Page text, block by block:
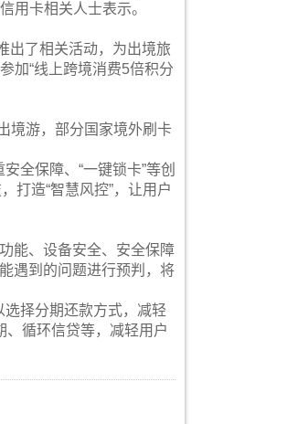
用卡相关人士表示。
出了相关活动，为出境旅
加“线上跨境消费5倍积分
境游，部分国家境外刷卡
全保障、“一键锁卡”等创
打造“智慧风控”，让用户
能、设备安全、安全保障
遇到的问题进行预判，将
选择分期还款方式，减轻
循环信贷等，减轻用户